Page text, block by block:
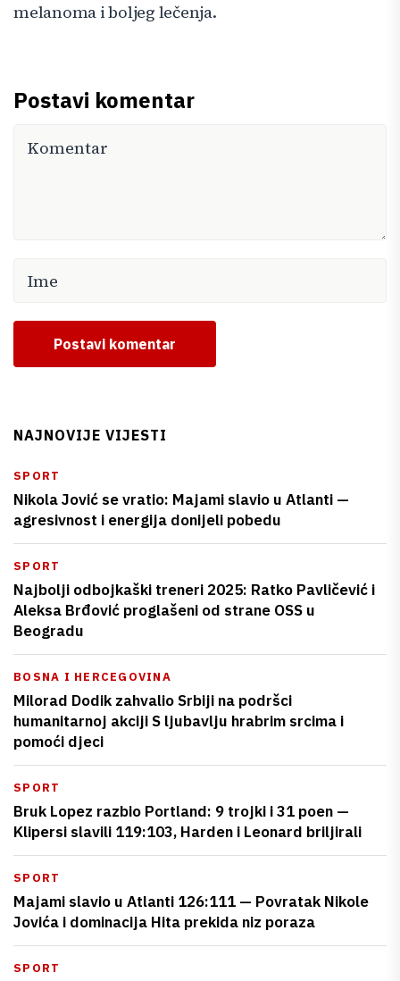
melanoma i boljeg lečenja.
Postavi komentar
Postavi komentar
NAJNOVIJE VIJESTI
SPORT
Nikola Jović se vratio: Majami slavio u Atlanti —
agresivnost i energija donijeli pobedu
SPORT
Najbolji odbojkaški treneri 2025: Ratko Pavličević i
Aleksa Brđović proglašeni od strane OSS u
Beogradu
BOSNA I HERCEGOVINA
Milorad Dodik zahvalio Srbiji na podršci
humanitarnoj akciji S ljubavlju hrabrim srcima i
pomoći djeci
SPORT
Bruk Lopez razbio Portland: 9 trojki i 31 poen —
Klipersi slavili 119:103, Harden i Leonard briljirali
SPORT
Majami slavio u Atlanti 126:111 — Povratak Nikole
Jovića i dominacija Hita prekida niz poraza
SPORT